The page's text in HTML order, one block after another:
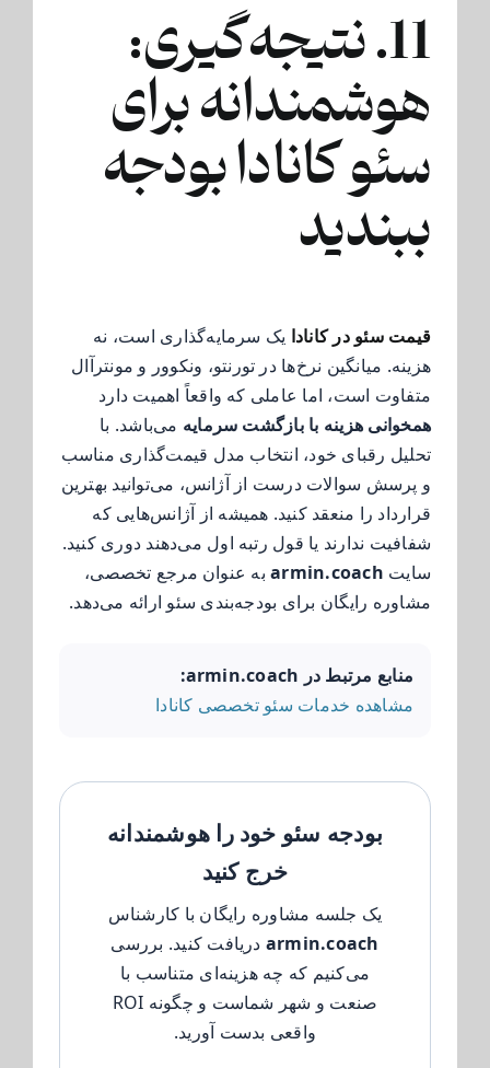
11. نتیجه‌گیری:
هوشمندانه برای
سئو کانادا بودجه
ببندید
قیمت سئو در کانادا یک سرمایه‌گذاری است، نه
هزینه. میانگین نرخ‌ها در تورنتو، ونکوور و مونترآال
متفاوت است، اما عاملی که واقعاً اهمیت دارد
همخوانی هزینه با بازگشت سرمایه می‌باشد. با
تحلیل رقبای خود، انتخاب مدل قیمت‌گذاری مناسب
و پرسش سوالات درست از آژانس، می‌توانید بهترین
قرارداد را منعقد کنید. همیشه از آژانس‌هایی که
شفافیت ندارند یا قول رتبه اول می‌دهند دوری کنید.
سایت armin.coachبه عنوان مرجع تخصصی،
مشاوره رایگان برای بودجه‌بندی سئو ارائه می‌دهد.
منابع مرتبط در armin.coach:
مشاهده خدمات سئو تخصصی کانادا
بودجه سئو خود را هوشمندانه
خرج کنید
یک جلسه مشاوره رایگان با کارشناس
armin.coach دریافت کنید. بررسی
می‌کنیم که چه هزینه‌ای متناسب با
صنعت و شهر شماست و چگونه ROI
واقعی بدست آورید.